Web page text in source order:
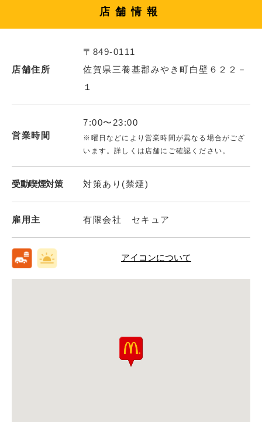
店舗情報
店舗住所
〒849-0111
佐賀県三養基郡みやき町白壁６２２－
１
営業時間
7:00〜23:00
※曜日などにより営業時間が異なる場合がござ
います。詳しくは店舗にご確認ください。
受動喫煙対策 対策あり(禁煙)
雇用主 有限会社 セキュア
アイコンについて